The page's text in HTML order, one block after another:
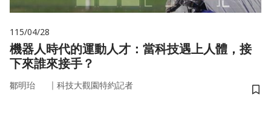
115/04/28
機器人時代的運動人才：當科技遇上人體，接
下來誰來接手？
鄒明珆 ｜ 科技大觀園特約記者
儲